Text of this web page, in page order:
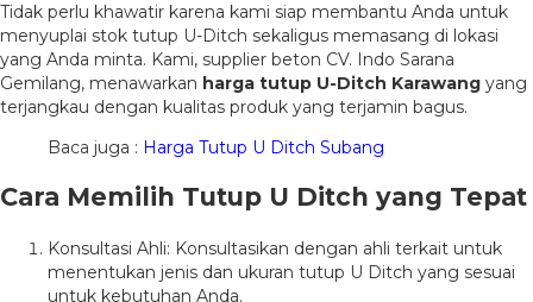
Tidak perlu khawatir karena kami siap membantu Anda untuk
menyuplai stok tutup U-Ditch sekaligus memasang di lokasi
yang Anda minta. Kami, supplier beton CV. Indo Sarana
Gemilang, menawarkan harga tutup U-Ditch Karawang yang
terjangkau dengan kualitas produk yang terjamin bagus.
Baca juga : Harga Tutup U Ditch Subang
Cara Memilih Tutup U Ditch yang Tepat
Konsultasi Ahli: Konsultasikan dengan ahli terkait untuk
menentukan jenis dan ukuran tutup U Ditch yang sesuai
untuk kebutuhan Anda.